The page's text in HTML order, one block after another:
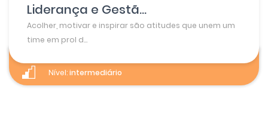
Liderança e Gestã...
Acolher, motivar e inspirar são atitudes que unem um
time em prol d...
Nível:intermediário